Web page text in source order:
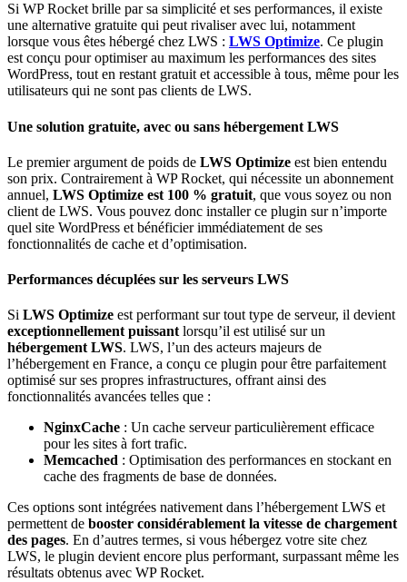
Si WP Rocket brille par sa simplicité et ses performances, il existe
une alternative gratuite qui peut rivaliser avec lui, notamment
lorsque vous êtes hébergé chez LWS : LWS Optimize. Ce plugin
est conçu pour optimiser au maximum les performances des sites
WordPress, tout en restant gratuit et accessible à tous, même pour les
utilisateurs qui ne sont pas clients de LWS.
Une solution gratuite, avec ou sans hébergement LWS
Le premier argument de poids de LWS Optimize est bien entendu
son prix. Contrairement à WP Rocket, qui nécessite un abonnement
annuel, LWS Optimize est 100 % gratuit, que vous soyez ou non
client de LWS. Vous pouvez donc installer ce plugin sur n’importe
quel site WordPress et bénéficier immédiatement de ses
fonctionnalités de cache et d’optimisation.
Performances décuplées sur les serveurs LWS
Si LWS Optimize est performant sur tout type de serveur, il devient
exceptionnellement puissantlorsqu’il est utilisé sur un
hébergement LWS. LWS, l’un des acteurs majeurs de
l’hébergement en France, a conçu ce plugin pour être parfaitement
optimisé sur ses propres infrastructures, offrant ainsi des
fonctionnalités avancées telles que :
NginxCache : Un cache serveur particulièrement efficace
pour les sites à fort trafic.
Memcached : Optimisation des performances en stockant en
cache des fragments de base de données.
Ces options sont intégrées nativement dans l’hébergement LWS et
permettent de booster considérablement la vitesse de chargement
des pages. En d’autres termes, si vous hébergez votre site chez
LWS, le plugin devient encore plus performant, surpassant même les
résultats obtenus avec WP Rocket.